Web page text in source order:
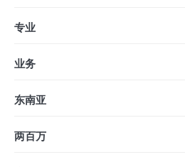
专业
业务
东南亚
两百万